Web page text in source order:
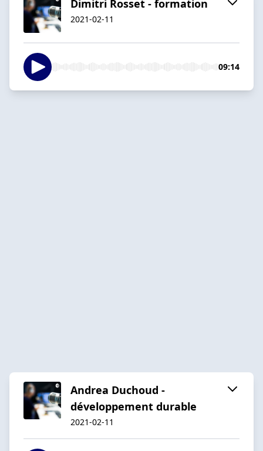
Dimitri Rosset - formation
2021-02-11
09:14
Andrea Duchoud -
développement durable
2021-02-11